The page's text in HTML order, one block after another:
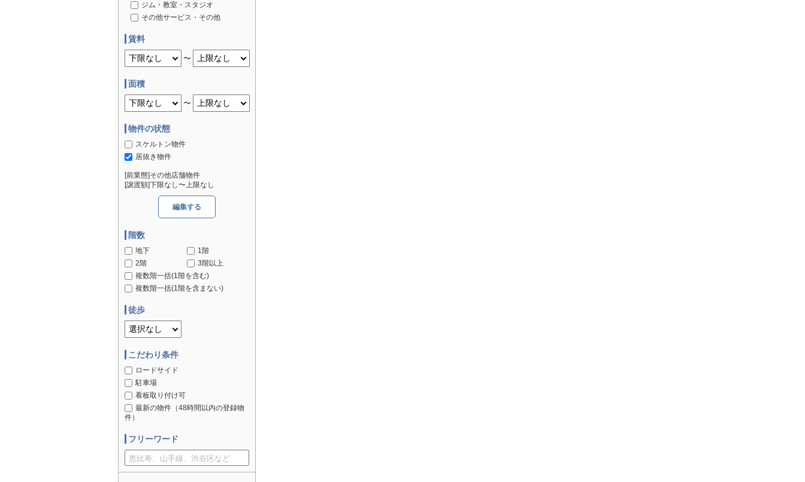
ジム・教室・スタジオ
その他サービス・その他
賃料
〜
面積
〜
物件の状態
スケルトン物件
居抜き物件
[前業態]その他店舗物件
[譲渡額]下限なし〜上限なし
編集する
階数
地下
1階
2階
3階以上
複数階一括(1階を含む)
複数階一括(1階を含まない)
徒歩
こだわり条件
ロードサイド
駐車場
看板取り付け可
最新の物件（48時間以内の登録物
件）
フリーワード